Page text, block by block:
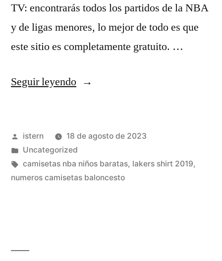
TV: encontrarás todos los partidos de la NBA
y de ligas menores, lo mejor de todo es que
este sitio es completamente gratuito. …
Seguir leyendo«camisetas
Publicado
por
istern
18 de agosto de 2023
Publicado
en
Uncategorized
Etiquetas:
camisetas nba niños baratas, lakers shirt 2019,
numeros camisetas baloncesto